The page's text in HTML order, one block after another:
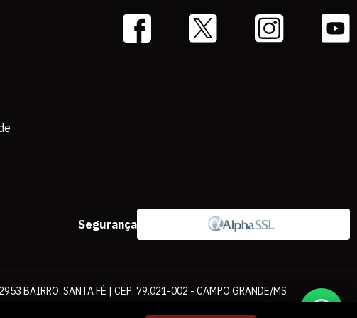
Segurança
BAIRRO: SANTA FÉ | CEP: 79.021-002 - CAMPO GRANDE/MS